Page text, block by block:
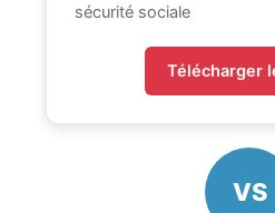
sécurité sociale
Télécharger
VS